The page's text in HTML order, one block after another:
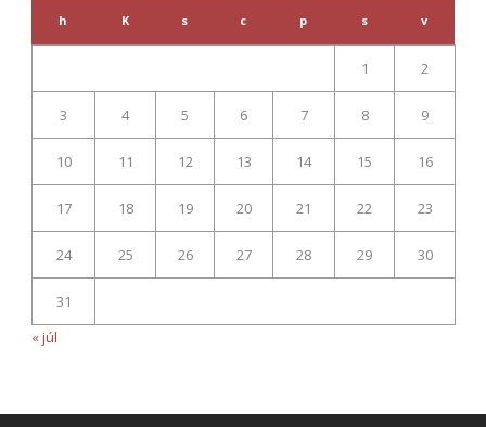
h K s c p s v
1 2
3 4 5 6 7 8 9
10 11 12 13 14 15 16
17 18 19 20 21 22 23
24 25 26 27 28 29 30
31
« júl